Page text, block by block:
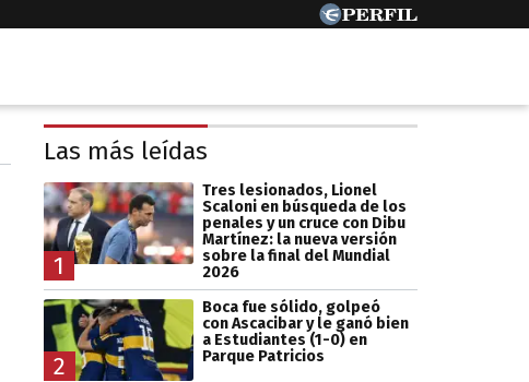
Las más leídas
1
Tres lesionados, Lionel
Scaloni en búsqueda de los
penales y un cruce con Dibu
Martínez: la nueva versión
sobre la final del Mundial
2026
2
Boca fue sólido, golpeó
con Ascacibar y le ganó bien
a Estudiantes (1-0) en
Parque Patricios